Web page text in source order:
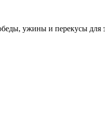
ужины и перекусы для